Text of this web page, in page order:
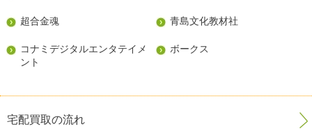
超合金魂 青島文化教材社
コナミデジタルエンタテイメ
ント
ボークス
宅配買取の流れ